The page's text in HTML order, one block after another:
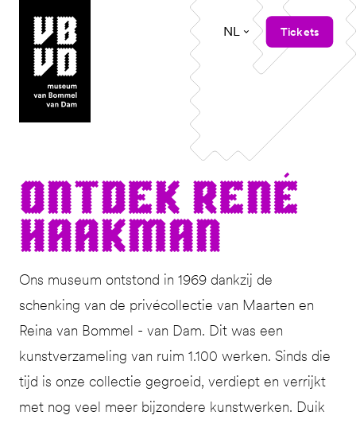
museum van Bommel van Dam
NL Tickets
Ont­dek René
Haakman
Ons museum ontstond in 1969 dankzij de
schenking van de privécollectie van Maarten en
Reina van Bommel - van Dam. Dit was een
kunstverzameling van ruim 1.100 werken. Sinds die
tijd is onze collectie gegroeid, verdiept en verrijkt
met nog veel meer bijzondere kunstwerken. Duik